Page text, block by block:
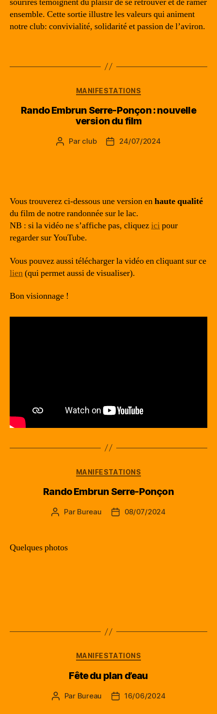
ensemble. Cette sortie illustre les valeurs qui animent
notre club: convivialité, solidarité et passion de l’aviron.
Catégories
MANIFESTATIONS
Rando Embrun Serre-Ponçon : nouvelle
version du film
Auteur
Par club
Date24/07/2024
Vous trouverez ci-dessous une version enhaute qualité
du film de notre randonnée sur le lac.
NB : si la vidéo ne s’affiche pas, cliquezicipour
regarder sur YouTube.
Vous pouvez aussi télécharger la vidéo en cliquant sur ce
lien(qui permet aussi de visualiser).
Bon visionnage !
Catégories
MANIFESTATIONS
Rando Embrun Serre-Ponçon
Auteur
Par Bureau
Date08/07/2024
Quelques photos
Catégories
MANIFESTATIONS
Fête du plan d’eau
Auteur
Par Bureau
Date16/06/2024